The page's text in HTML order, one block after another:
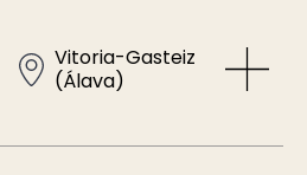
Vitoria-Gasteiz
(Álava)